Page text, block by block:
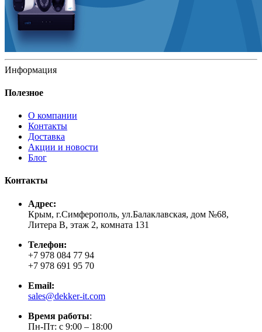
Информация
Полезное
О компании
Контакты
Доставка
Акции и новости
Блог
Контакты
Адрес:
Крым, г.Симферополь, ул.Балаклавская, дом №68,
Литера В, этаж 2, комната 131
Телефон:
+7 978 084 77 94
+7 978 691 95 70
Email:
sales@dekker-it.com
Время работы:
Пн-Пт: с 9:00 – 18:00